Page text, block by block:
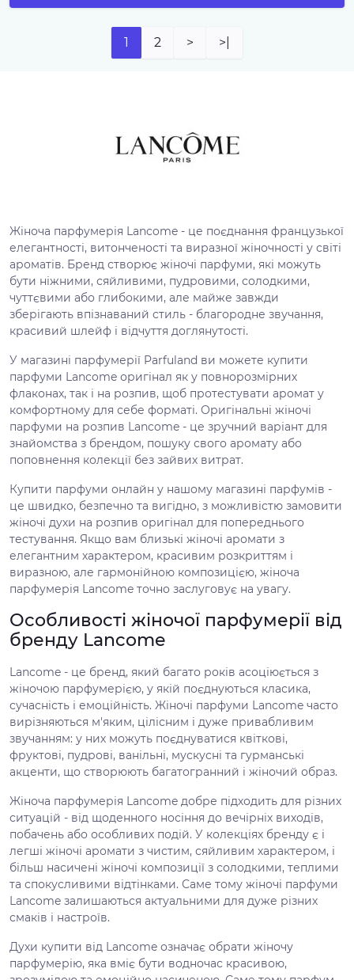
1 2 > >|
Жіноча парфумерія Lancome - це поєднання французької
елегантності, витонченості та виразної жіночності у світі
ароматів. Бренд створює жіночі парфуми, які можуть
бути ніжними, сяйливими, пудровими, солодкими,
чуттєвими або глибокими, але майже завжди
зберігають впізнаваний стиль - благородне звучання,
красивий шлейф і відчуття доглянутості.
У магазині парфумерії Parfuland ви можете купити
парфуми Lancome оригінал як у повнорозмірних
флаконах, так і на розпив, щоб протестувати аромат у
комфортному для себе форматі. Оригінальні жіночі
парфуми на розпив Lancome - це зручний варіант для
знайомства з брендом, пошуку свого аромату або
поповнення колекції без зайвих витрат.
Купити парфуми онлайн у нашому магазині парфумів -
це швидко, безпечно та вигідно, з можливістю замовити
жіночі духи на розпив оригінал для попереднього
тестування. Якщо вам близькі жіночі аромати з
елегантним характером, красивим розкриттям і
виразною, але гармонійною композицією, жіноча
парфумерія Lancome точно заслуговує на увагу.
Особливості жіночої парфумерії від
бренду Lancome
Lancome - це бренд, який багато років асоціюється з
жіночою парфумерією, у якій поєднуються класика,
сучасність і емоційність. Жіночі парфуми Lancome часто
вирізняються м'яким, цілісним і дуже привабливим
звучанням: у них можуть поєднуватися квіткові,
фруктові, пудрові, ванільні, мускусні та гурманські
акценти, що створюють багатогранний і жіночий образ.
Жіноча парфумерія Lancome добре підходить для різних
ситуацій - від щоденного носіння до вечірніх виходів,
побачень або особливих подій. У колекціях бренду є і
легші жіночі аромати з чистим, сяйливим характером, і
більш насичені жіночі композиції з солодкими, теплими
та спокусливими відтінками. Саме тому жіночі парфуми
Lancome залишаються актуальними для дуже різних
смаків і настроїв.
Духи купити від Lancome означає обрати жіночу
парфумерію, яка вміє бути водночас красивою,